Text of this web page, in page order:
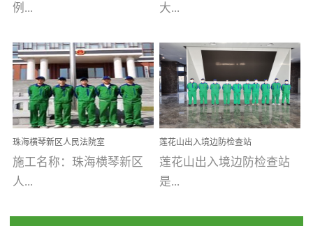
完成生产任务，确保全国
求。资质优势团队优势分
支优势优吸环保是一棵正
茁壮成长的树，只要我们
人人都爱护她、珍惜她、
她将越来越枝繁叶茂，终
将会成为一棵参天大树！
优吸环保截止2020年拥有
全国600家网点分支机构。
内空气治理工程纪实
例...
【东莞美豪雅致酒店】室
内空气治理项目东莞美豪
雅致酒店 东莞美豪雅
致酒店是为中高端人士...
大...
学广州校区室内空气治
理 工程案例地址：广
州南沙区·香港科技大学(广
州)校区 工程案...
珠海横琴新区人民法院室
内除甲醛空气治理项目
施工名称：珠海横琴新区
人...
莲花山出入境边防检查站
室内除甲醛空气治理项目
莲花山出入境边防检查站
是...